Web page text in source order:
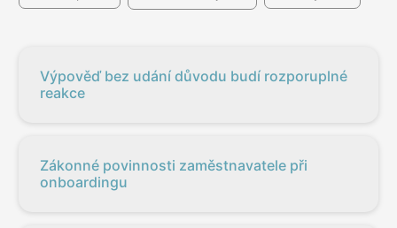
Výpověď bez udání důvodu budí rozporuplné
reakce
Zákonné povinnosti zaměstnavatele při
onboardingu